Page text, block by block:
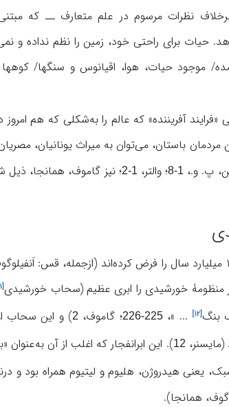
نظرات مرسوم در علم متعارف ــ که
حیات برای راحتی خود، زمین را نظم نداده و
حیات، هوا، اقیانوس و سنگها/ کوهها
آفریننده» که عالم را به‌شکلی که هم
باستان، می‌توان به میراث یونانیان، مصریان،
پ. و.، 1-8 ؛ والتر،1-2 ؛ نیز گاموف، همانجا،
منظومۀ خورشیدی را ابری عظیم (سحاب خورشیدی[۱۱]
بنگ[۱۲] ... »،225-226 ؛ گاموف، 2) و این سحاب
12). این ابرانفجار که اغلب از آن به‌عنوان «
۳ عنصر سبک، یعنی هیدروژن، هلیوم و لیتیوم همراه
همانجا).